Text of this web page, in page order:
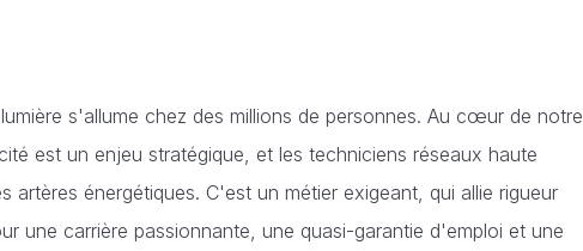
s'allume chez des millions de personnes. Au cœur de notre
est un enjeu stratégique, et les techniciens réseaux haute
artères énergétiques. C'est un métier exigeant, qui allie rigueur
une carrière passionnante, une quasi-garantie d'emploi et une